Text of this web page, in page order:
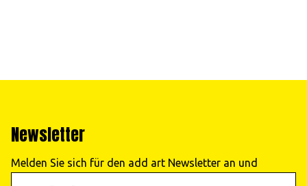
Newsletter
Melden Sie sich für den add art Newsletter an und